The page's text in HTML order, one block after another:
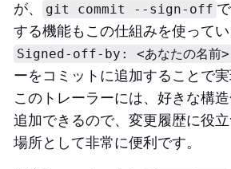
が、
git commit --sign-off
する機能もこの仕組みを使ってい
Signed-off-by: <あなたの名前>
ーをコミットに追加することで実
このトレーラーには、好きな構
追加できるので、変更履歴に役
場所として非常に便利です。